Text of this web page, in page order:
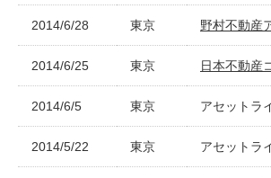
2014/6/28 東京 野村不動産
2014/6/25 東京 日本不動産
2014/6/5 東京 アセットラ
2014/5/22 東京 アセットラ